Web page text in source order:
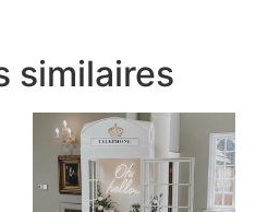
similaires